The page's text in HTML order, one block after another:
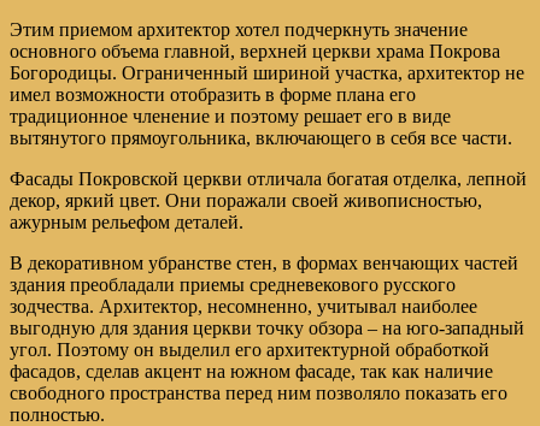
Этим приемом архитектор хотел подчеркнуть значение
основного объема главной, верхней церкви храма Покрова
Богородицы. Ограниченный шириной участка, архитектор не
имел возможности отобразить в форме плана его
традиционное членение и поэтому решает его в виде
вытянутого прямоугольника, включающего в себя все части.
Фасады Покровской церкви отличала богатая отделка, лепной
декор, яркий цвет. Они поражали своей живописностью,
ажурным рельефом деталей.
В декоративном убранстве стен, в формах венчающих частей
здания преобладали приемы средневекового русского
зодчества. Архитектор, несомненно, учитывал наиболее
выгодную для здания церкви точку обзора – на юго-западный
угол. Поэтому он выделил его архитектурной обработкой
фасадов, сделав акцент на южном фасаде, так как наличие
свободного пространства перед ним позволяло показать его
полностью.